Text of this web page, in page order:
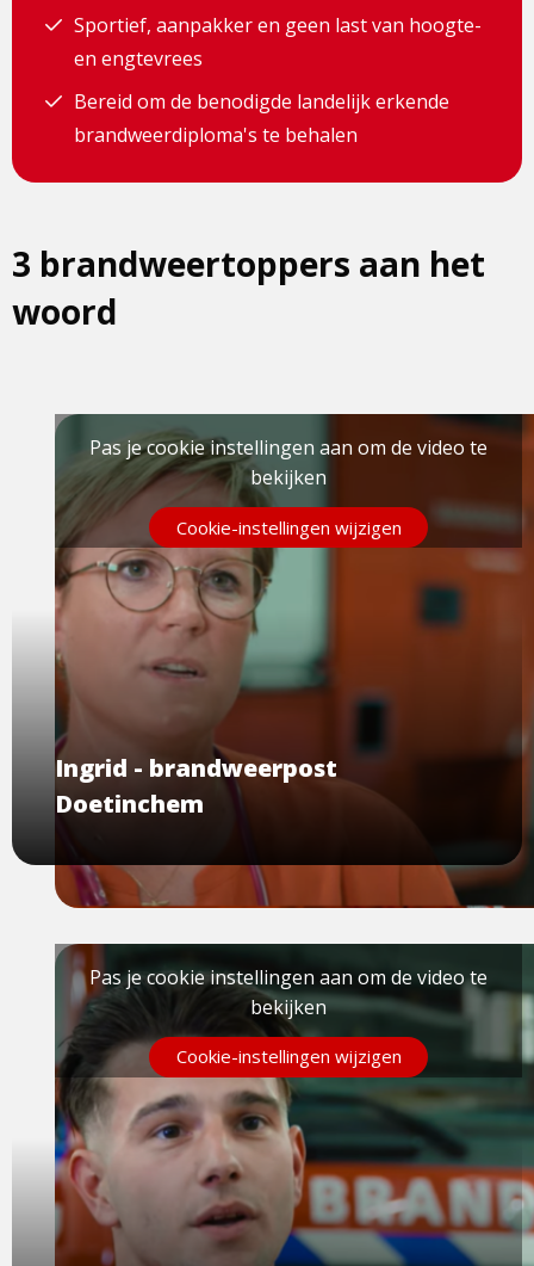
Sportief, aanpakker en geen last van hoogte-
en engtevrees
Bereid om de benodigde landelijk erkende
brandweerdiploma's te behalen
3 brandweertoppers aan het
woord
Pas je cookie instellingen aan om de video te
bekijken
Cookie-instellingen wijzigen
Ingrid - brandweerpost
Doetinchem
Pas je cookie instellingen aan om de video te
bekijken
Cookie-instellingen wijzigen